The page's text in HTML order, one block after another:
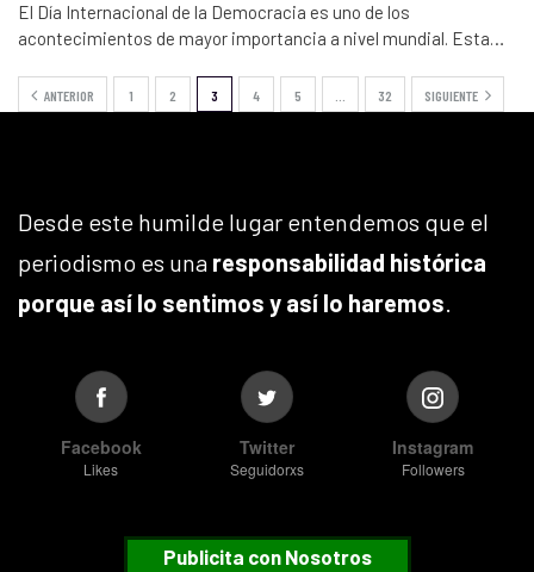
El Día Internacional de la Democracia es uno de los
acontecimientos de mayor importancia a nivel mundial. Esta…
ANTERIOR 1 2 3 4 5 32 SIGUIENTE
Desde este humilde lugar entendemos que el
periodismo es una responsabilidad histórica
porque así lo sentimos y así lo haremos.
Facebook
Likes
Twitter
Seguidorxs
Instagram
Followers
Publicita con Nosotros